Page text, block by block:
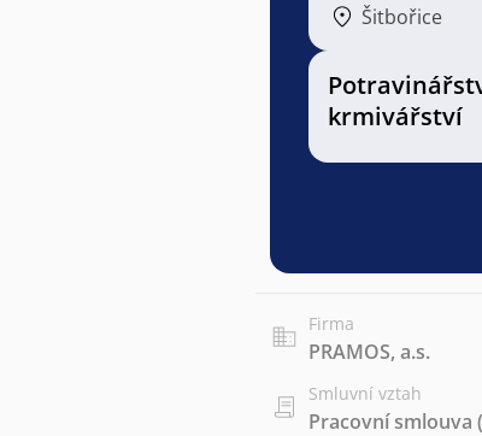
Šitbořice
krmivářství
Firma
PRAMOS, a.s.
Smluvní vztah
Pracovní smlouva